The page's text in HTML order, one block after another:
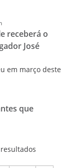
receberá o
José
em março deste
que